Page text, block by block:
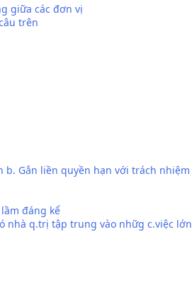
giữa các đơn vị
trên
b. Gắn liền quyền hạn với trách nhiệm
đáng kể
nhà q.trị tập trung vào nhữg c.việc lớn